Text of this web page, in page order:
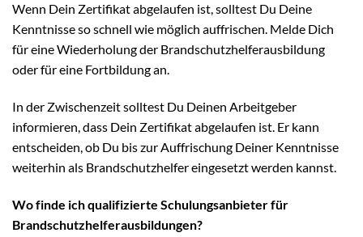
Wenn Dein Zertifikat abgelaufen ist, solltest Du Deine
Kenntnisse so schnell wie möglich auffrischen. Melde Dich
für eine Wiederholung der Brandschutzhelferausbildung
oder für eine Fortbildung an.
In der Zwischenzeit solltest Du Deinen Arbeitgeber
informieren, dass Dein Zertifikat abgelaufen ist. Er kann
entscheiden, ob Du bis zur Auffrischung Deiner Kenntnisse
weiterhin als Brandschutzhelfer eingesetzt werden kannst.
Wo finde ich qualifizierte Schulungsanbieter für
Brandschutzhelferausbildungen?